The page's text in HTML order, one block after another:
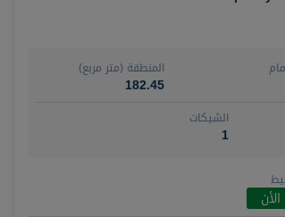
المنطقة (متر مربع)
182.45
الشيكات
1